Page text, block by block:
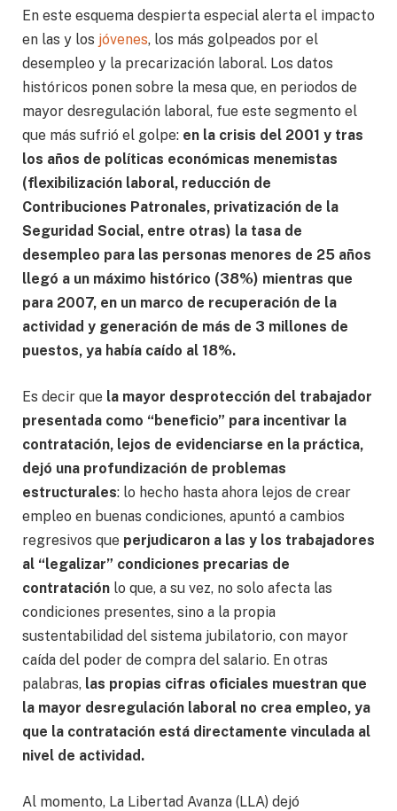
En este esquema despierta especial alerta el impacto
en las y los jóvenes, los más golpeados por el
desempleo y la precarización laboral. Los datos
históricos ponen sobre la mesa que, en periodos de
mayor desregulación laboral, fue este segmento el
que más sufrió el golpe: en la crisis del 2001 y tras
los años de políticas económicas menemistas
(flexibilización laboral, reducción de
Contribuciones Patronales, privatización de la
Seguridad Social, entre otras) la tasa de
desempleo para las personas menores de 25 años
llegó a un máximo histórico (38%) mientras que
para 2007, en un marco de recuperación de la
actividad y generación de más de 3 millones de
puestos, ya había caído al 18%.
Es decir que la mayor desprotección del trabajador
presentada como “beneficio” para incentivar la
contratación, lejos de evidenciarse en la práctica,
dejó una profundización de problemas
estructurales: lo hecho hasta ahora lejos de crear
empleo en buenas condiciones, apuntó a cambios
regresivos que perjudicaron a las y los trabajadores
al “legalizar” condiciones precarias de
contratación lo que, a su vez, no solo afecta las
condiciones presentes, sino a la propia
sustentabilidad del sistema jubilatorio, con mayor
caída del poder de compra del salario. En otras
palabras, las propias cifras oficiales muestran que
la mayor desregulación laboral no crea empleo, ya
que la contratación está directamente vinculada al
nivel de actividad.
Al momento, La Libertad Avanza (LLA) dejó